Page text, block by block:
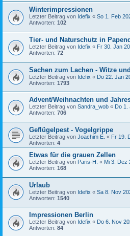
Winterimpressionen
Letzter Beitrag von Idefix « So 1. Feb
Antworten: 102
Tier- und Naturschutz in
Letzter Beitrag von Idefix « Fr 30. Jan
Antworten: 72
Sachen zum Lachen - Witze
Letzter Beitrag von Idefix « Do 22. Jan
Antworten: 1793
Advent/Weihnachten und
Letzter Beitrag von Sandra_wob « Do 1.
Antworten: 706
Geflügelpest - Vogelgrippe
Letzter Beitrag von Joachim E. « Fr 19.
Antworten: 4
Etwas für die grauen Zellen
Letzter Beitrag von Paris-H. « Mi 3. Dez
Antworten: 168
Urlaub
Letzter Beitrag von Idefix « Sa 8. Nov
Antworten: 1540
Impressionen Berlin
Letzter Beitrag von Idefix « Do 6. Nov
Antworten: 84